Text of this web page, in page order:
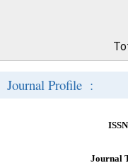
Journal Profile :
Journal